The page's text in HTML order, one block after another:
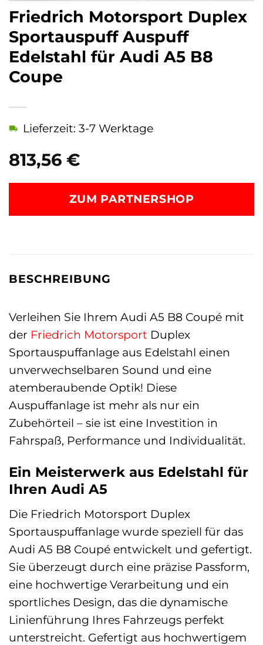
Friedrich Motorsport Duplex
Sportauspuff Auspuff
Edelstahl für Audi A5 B8
Coupe
813,56 €
Lieferzeit: 3-7 Werktage
ZUM PARTNERSHOP
BESCHREIBUNG
Verleihen Sie Ihrem Audi A5 B8 Coupé mit
der Friedrich Motorsport Duplex
Sportauspuffanlage aus Edelstahl einen
unverwechselbaren Sound und eine
atemberaubende Optik! Diese
Auspuffanlage ist mehr als nur ein
Zubehörteil – sie ist eine Investition in
Fahrspaß, Performance und Individualität.
Ein Meisterwerk aus Edelstahl für
Ihren Audi A5
Die Friedrich Motorsport Duplex
Sportauspuffanlage wurde speziell für das
Audi A5 B8 Coupé entwickelt und gefertigt.
Sie überzeugt durch eine präzise Passform,
eine hochwertige Verarbeitung und ein
sportliches Design, das die dynamische
Linienführung Ihres Fahrzeugs perfekt
unterstreicht. Gefertigt aus hochwertigem